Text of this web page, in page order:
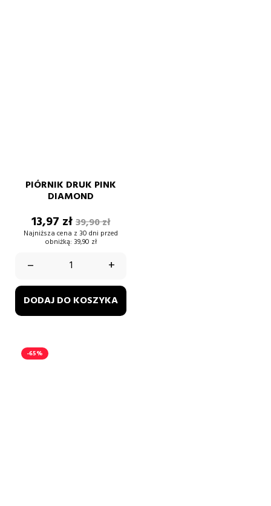
PIÓRNIK DRUK PINK
DIAMOND
Cena
13,97 złCena
podstawowa
39,90 zł
Najniższa cena z 30 dni przed
obniżką: 39,90 zł
– +
DODAJ DO KOSZYKA
-65%